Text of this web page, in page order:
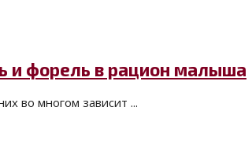
и форель в рацион малыша
во многом зависит ...